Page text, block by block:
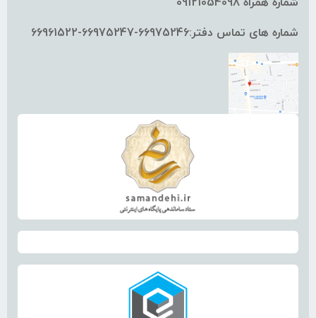
شماره های تماس دفتر:66975246-66975247-66961522